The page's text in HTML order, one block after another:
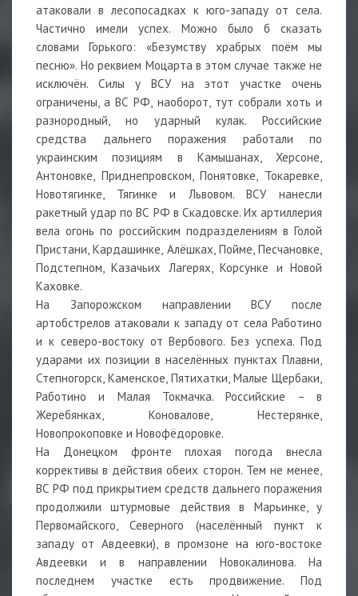
атаковали в лесопосадках к юго-западу от села.
Частично имели успех. Можно было б сказать
словами Горького: «Безумству храбрых поём мы
песню». Но реквием Моцарта в этом случае также не
исключён. Силы у ВСУ на этот участке очень
ограничены, а ВС РФ, наоборот, тут собрали хоть и
разнородный, но ударный кулак. Российские
средства дальнего поражения работали по
украинским позициям в Камышанах, Херсоне,
Антоновке, Приднепровском, Понятовке, Токаревке,
Новотягинке, Тягинке и Львовом. ВСУ нанесли
ракетный удар по ВС РФ в Скадовске. Их артиллерия
вела огонь по российским подразделениям в Голой
Пристани, Кардашинке, Алёшках, Пойме, Песчановке,
Подстепном, Казачьих Лагерях, Корсунке и Новой
Каховке.
На Запорожском направлении ВСУ после
артобстрелов атаковали к западу от села Работино
и к северо-востоку от Вербового. Без успеха. Под
ударами их позиции в населённых пунктах Плавни,
Степногорск, Каменское, Пятихатки, Малые Щербаки,
Работино и Малая Токмачка. Российские – в
Жеребянках, Коновалове, Нестерянке,
Новопрокоповке и Новофёдоровке.
На Донецком фронте плохая погода внесла
коррективы в действия обеих сторон. Тем не менее,
ВС РФ под прикрытием средств дальнего поражения
продолжили штурмовые действия в Марьинке, у
Первомайского, Северного (населённый пункт к
западу от Авдеевки), в промзоне на юго-востоке
Авдеевки и в направлении Новокалинова. На
последнем участке есть продвижение. Под